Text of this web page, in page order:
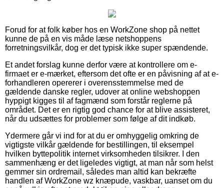
Forud for at folk køber hos en WorkZone shop på nettet
kunne de på en vis måde læse netshoppens
forretningsvilkår, dog er det typisk ikke super spændende.
Et andet forslag kunne derfor være at kontrollere om e-
firmaet er e-mærket, eftersom det ofte er en påvisning af at e-
forhandleren opererer i overensstemmelse med de
gældende danske regler, udover at online webshoppen
hyppigt kigges til af fagmænd som forstår reglerne på
området. Det er en rigtig god chance for at blive assisteret,
når du udsættes for problemer som følge af dit indkøb.
Ydermere går vi ind for at du er omhyggelig omkring de
vigtigste vilkår gældende for bestillingen, til eksempel
hvilken byttepolitik internet virksomheden tilsikrer. I den
sammenhæng er det ligeledes vigtigt, at man når som helst
gemmer sin ordremail, således man altid kan bekræfte
handlen af WorkZone wz knæpude, vaskbar, uanset om du